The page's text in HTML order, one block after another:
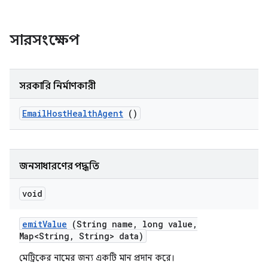
সারসংক্ষেপ
সরকারি নির্মাণকারী
EmailHostHealthAgent ()
জনসাধারণের পদ্ধতি
void
emitValue (String name , long value ,
Map<String , String> data)
মেট্রিকের নামের জন্য একটি মান প্রদান করে।